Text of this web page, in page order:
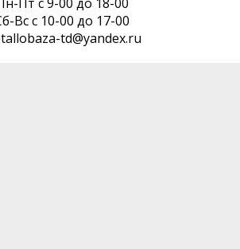
Вс с 10-00 до 17-00
td@yandex.ru